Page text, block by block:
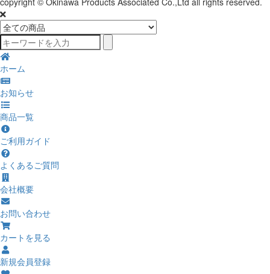
ホーム
お知らせ
商品一覧
ご利用ガイド
よくあるご質問
会社概要
お問い合わせ
カートを見る
新規会員登録